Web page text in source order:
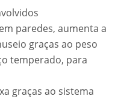
paredes, aumenta a
graças ao peso
temperado, para
graças ao sistema